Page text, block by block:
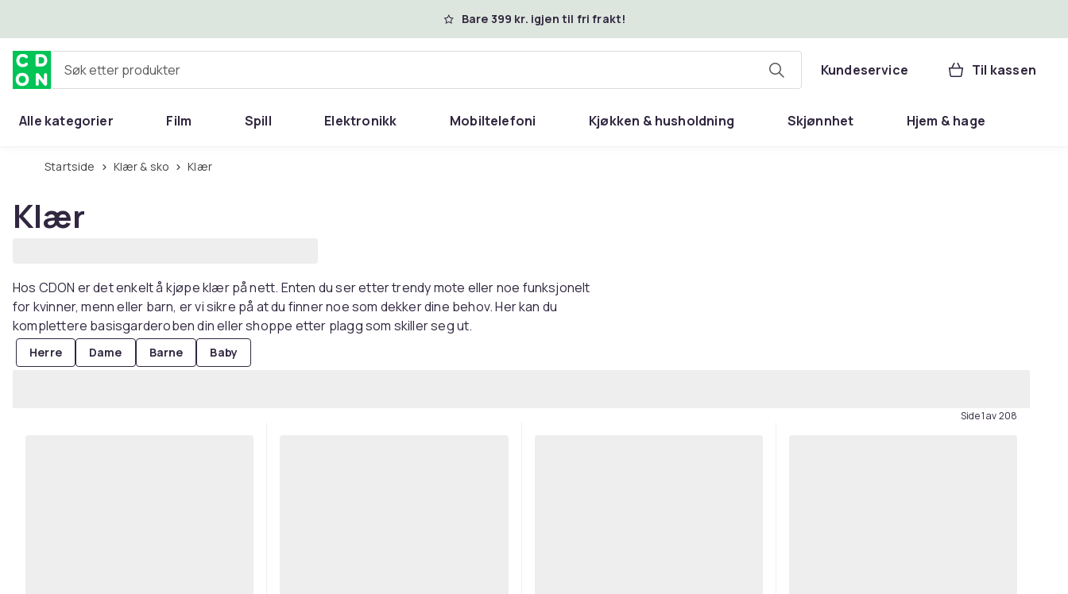
Bare 399 kr. igjen til fri frakt!
Søk etter produkter Kundeservice Til kassen
Alle kategorier Film Spill Elektronikk Mobiltelefoni Kjøkken & husholdning Skjønnhet Hjem & hage
Startside Klær & sko Klær
Klær
Hos CDON er det enkelt å kjøpe klær på nett. Enten du ser etter trendy mote eller noe funksjonelt
for kvinner, menn eller barn, er vi sikre på at du finner noe som dekker dine behov. Her kan du
komplettere basisgarderoben din eller shoppe etter plagg som skiller seg ut.
Herre Dame Barne Baby
Side 1 av 208